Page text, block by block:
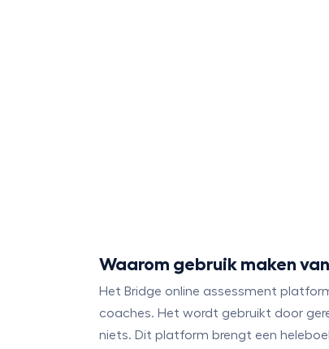
Waarom gebruik maken
Het Bridge online assessment
coaches. Het wordt gebruikt door
niets. Dit platform brengt een